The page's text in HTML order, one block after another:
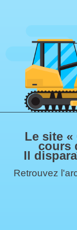
Le site
cours
Il
Retrouvez